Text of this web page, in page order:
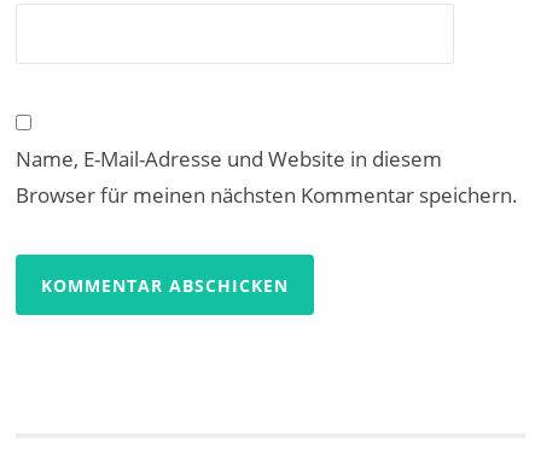
Name, E-Mail-Adresse und Website in diesem
Browser für meinen nächsten Kommentar speichern.